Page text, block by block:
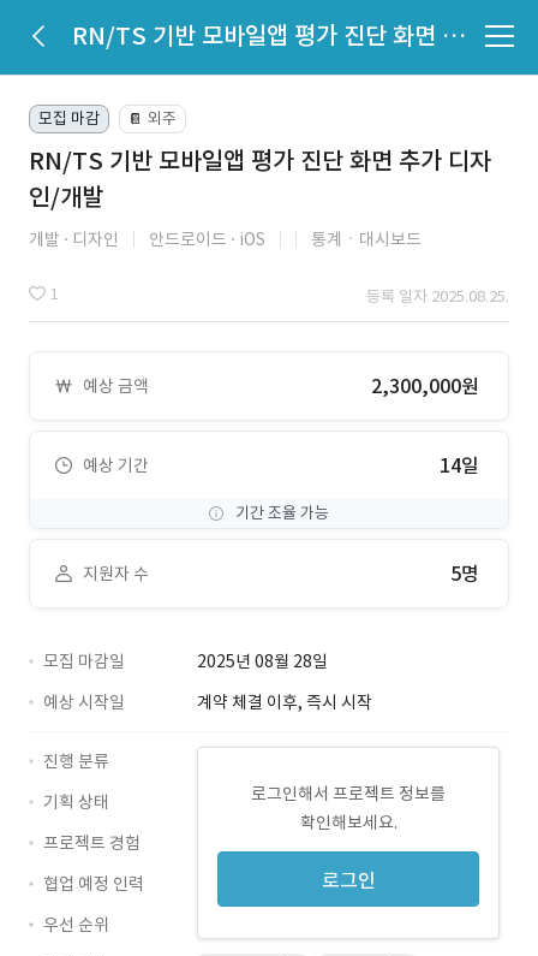
RN/TS 기반 모바일앱 평가 진단 화면 추가 디자인/개발
모집 마감 📔 외주
RN/TS 기반 모바일앱 평가 진단 화면 추가 디자
인/개발
개발 디자인 안드로이드 iOS 통계ㆍ대시보드
1 등록 일자 2025.08.25.
예상 금액 2,300,000원
예상 기간 14일
기간 조율 가능
지원자 수 5명
모집 마감일
2025년 08월 28일
예상 시작일
계약 체결 이후, 즉시 시작
로그인해서 프로젝트 정보를
확인해보세요.
로그인
진행 분류
기획 상태
프로젝트 경험
협업 예정 인력
우선 순위